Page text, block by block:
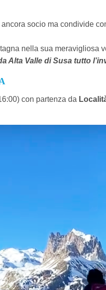
socio ma condivide
nella sua meravigliosa
Alta Valle di Susa tutto
con partenza da